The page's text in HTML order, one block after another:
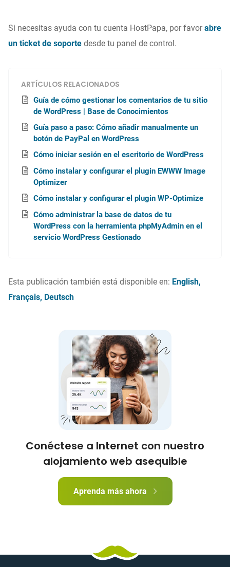
Si necesitas ayuda con tu cuenta HostPapa, por favorabre
un ticket de soporte desde tu panel de control.
ARTÍCULOS RELACIONADOS
Guía de cómo gestionar los comentarios de tu sitio
de WordPress | Base de Conocimientos
Guía paso a paso: Cómo añadir manualmente un
botón de PayPal en WordPress
Cómo iniciar sesión en el escritorio de WordPress
Cómo instalar y configurar el plugin EWWW Image
Optimizer
Cómo instalar y configurar el plugin WP-Optimize
Cómo administrar la base de datos de tu
WordPress con la herramienta phpMyAdmin en el
servicio WordPress Gestionado
Esta publicación también está disponible en: English
Français Deutsch
Conéctese a Internet con nuestro
alojamiento web asequible
Aprenda más ahora